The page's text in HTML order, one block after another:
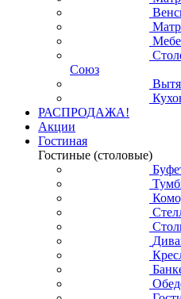
Союз
РАСПРОДАЖА!
Акции
Гостиная
Гостиные (столовые)